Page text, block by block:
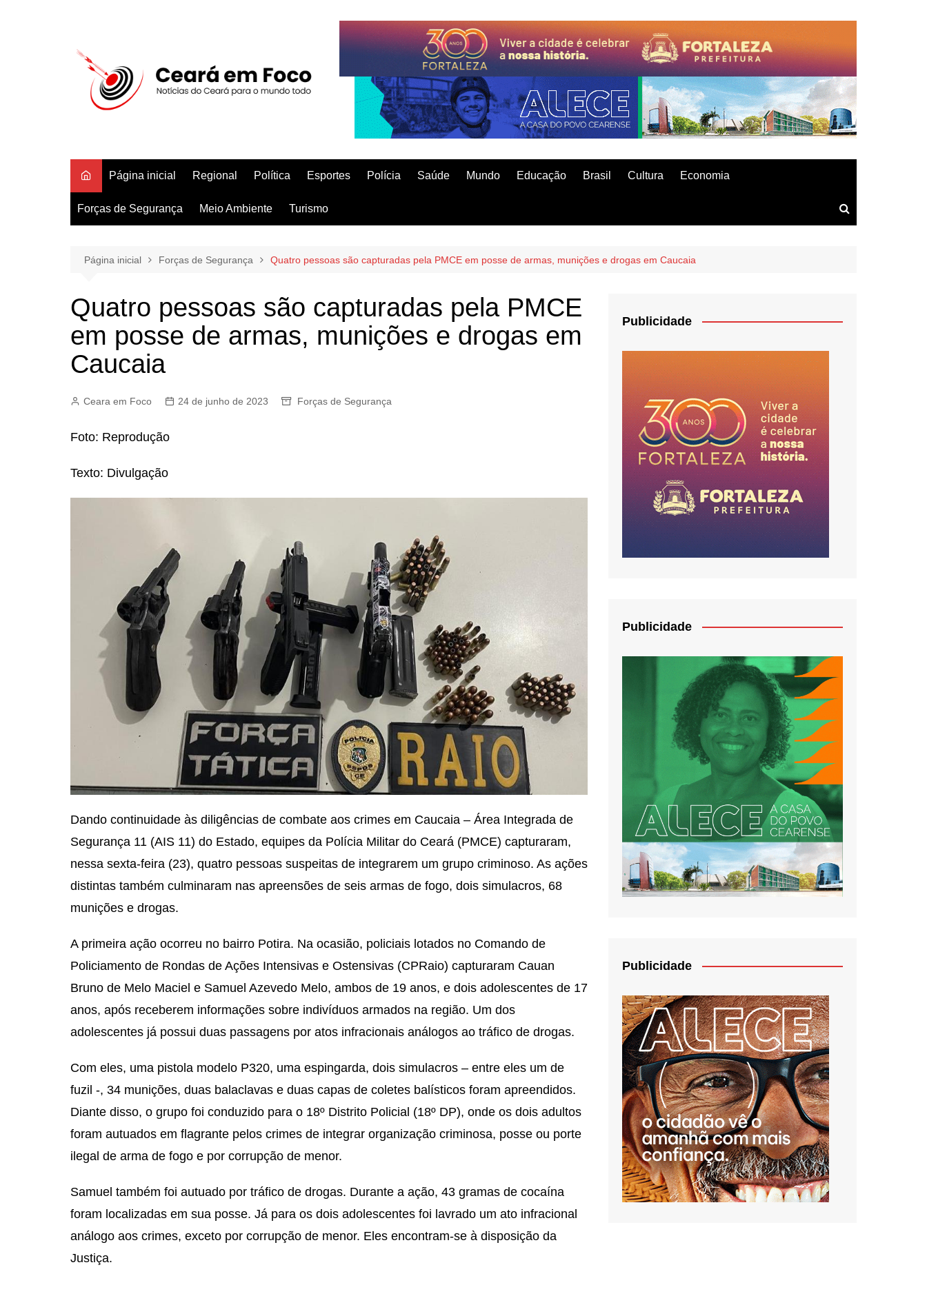
Página inicial Regional Política Esportes Polícia Saúde Mundo Educação Brasil Cultura Economia
Forças de Segurança Meio Ambiente Turismo
Página inicial Forças de Segurança Quatro pessoas são capturadas pela PMCE em posse de armas, munições e drogas em Caucaia
Quatro pessoas são capturadas pela PMCE
em posse de armas, munições e drogas em
Caucaia
Ceara em Foco 24 de junho de 2023 Forças de Segurança
Foto: Reprodução
Texto: Divulgação
Dando continuidade às diligências de combate aos crimes em Caucaia – Área Integrada de
Segurança 11 (AIS 11) do Estado, equipes da Polícia Militar do Ceará (PMCE) capturaram,
nessa sexta-feira (23), quatro pessoas suspeitas de integrarem um grupo criminoso. As ações
distintas também culminaram nas apreensões de seis armas de fogo, dois simulacros, 68
munições e drogas.
A primeira ação ocorreu no bairro Potira. Na ocasião, policiais lotados no Comando de
Policiamento de Rondas de Ações Intensivas e Ostensivas (CPRaio) capturaram Cauan
Bruno de Melo Maciel e Samuel Azevedo Melo, ambos de 19 anos, e dois adolescentes de 17
anos, após receberem informações sobre indivíduos armados na região. Um dos
adolescentes já possui duas passagens por atos infracionais análogos ao tráfico de drogas.
Com eles, uma pistola modelo P320, uma espingarda, dois simulacros – entre eles um de
fuzil -, 34 munições, duas balaclavas e duas capas de coletes balísticos foram apreendidos.
Diante disso, o grupo foi conduzido para o 18º Distrito Policial (18º DP), onde os dois adultos
foram autuados em flagrante pelos crimes de integrar organização criminosa, posse ou porte
ilegal de arma de fogo e por corrupção de menor.
Samuel também foi autuado por tráfico de drogas. Durante a ação, 43 gramas de cocaína
foram localizadas em sua posse. Já para os dois adolescentes foi lavrado um ato infracional
análogo aos crimes, exceto por corrupção de menor. Eles encontram-se à disposição da
Justiça.
Publicidade
Publicidade
Publicidade